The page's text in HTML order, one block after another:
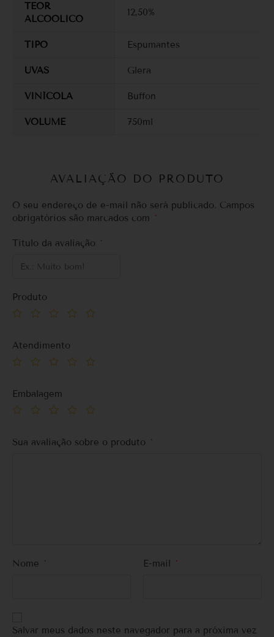
TEOR
ALCOOLICO
12,50%
TIPO Espumantes
UVAS Glera
VINÍCOLA Buffon
VOLUME 750ml
AVALIAÇÃO DO PRODUTO
O seu endereço de e-mail não será publicado. Campos
obrigatórios são marcados com
*
Título da avaliação *
Produto
Atendimento
Embalagem
Sua avaliação sobre o produto *
Nome * E-mail *
Salvar meus dados neste navegador para a próxima vez